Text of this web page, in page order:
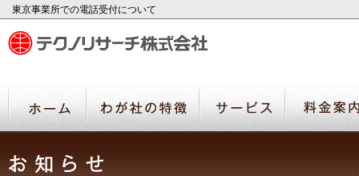
東京事業所での電話受付について